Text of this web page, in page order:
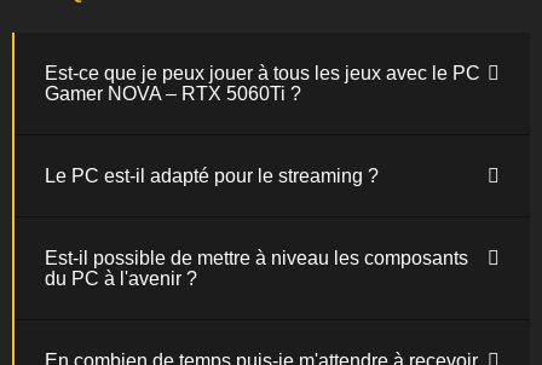
Est-ce que je peux jouer à tous les jeux avec le PC
Gamer NOVA – RTX 5060Ti ?
Le PC est-il adapté pour le streaming ?
Est-il possible de mettre à niveau les composants
du PC à l'avenir ?
En combien de temps puis-je m'attendre à recevoir